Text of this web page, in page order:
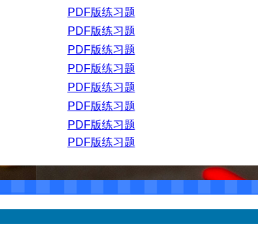
PDF版练习题
PDF版练习题
PDF版练习题
PDF版练习题
PDF版练习题
PDF版练习题
PDF版练习题
PDF版练习题